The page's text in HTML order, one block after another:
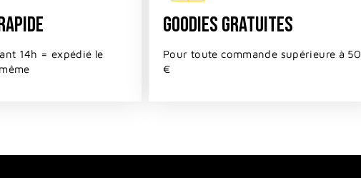
14h = expédié le
GOODIES GRATUITES
Pour toute commande supérieure à 50
€